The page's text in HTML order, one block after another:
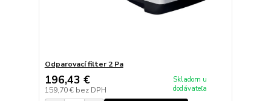
Odparovací filter 2 Pa
196,43 €
159,70 € bez DPH
Skladom u
dodávateľa